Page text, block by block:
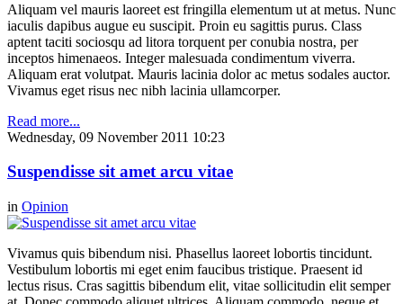
Aliquam vel mauris laoreet est fringilla elementum ut at metus. Nunc
iaculis dapibus augue eu suscipit. Proin eu sagittis purus. Class
aptent taciti sociosqu ad litora torquent per conubia nostra, per
inceptos himenaeos. Integer malesuada condimentum viverra.
Aliquam erat volutpat. Mauris lacinia dolor ac metus sodales auctor.
Vivamus eget risus nec nibh lacinia ullamcorper.
Read more...
Wednesday, 09 November 2011 10:23
Suspendisse sit amet arcu vitae
in Opinion
Vivamus quis bibendum nisi. Phasellus laoreet lobortis tincidunt.
Vestibulum lobortis mi eget enim faucibus tristique. Praesent id
lectus risus. Cras sagittis bibendum elit, vitae sollicitudin elit semper